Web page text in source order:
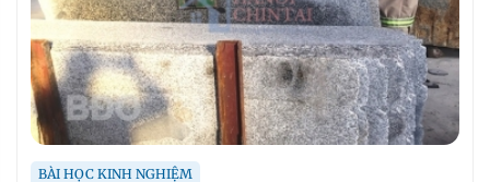
BÀI HỌC KINH NGHIỆM